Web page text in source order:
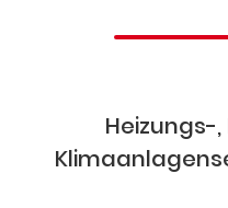
Heizungs-